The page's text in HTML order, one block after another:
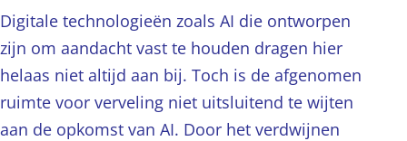
Digitale technologieën zoals AI die ontworpen
zijn om aandacht vast te houden dragen hier
helaas niet altijd aan bij. Toch is de afgenomen
ruimte voor verveling niet uitsluitend te wijten
aan de opkomst van AI. Door het verdwijnen